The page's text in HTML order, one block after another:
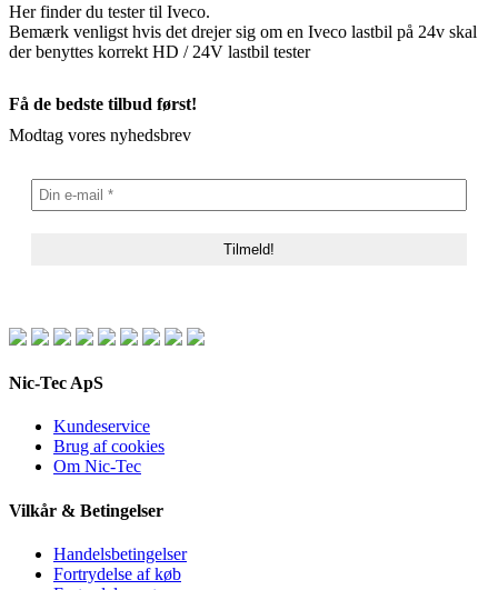
var:
1.249,95 DKK.749,95 DKK.
Her finder du tester til Iveco.
Bemærk venligst hvis det drejer sig om en Iveco lastbil på 24v skal
der benyttes korrekt HD / 24V lastbil tester
Få de bedste tilbud først!
Modtag vores nyhedsbrev
Nic-Tec ApS
Kundeservice
Brug af cookies
Om Nic-Tec
Vilkår & Betingelser
Handelsbetingelser
Fortrydelse af køb